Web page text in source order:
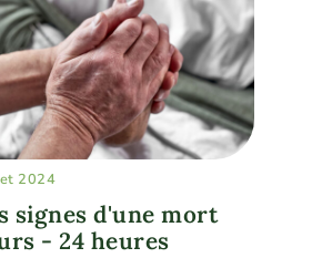
2024
signes d'une mort
- 24 heures